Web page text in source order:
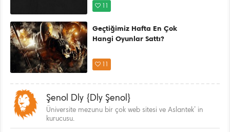
Geçtiğimiz Hafta En Çok
Hangi Oyunlar Sattı?
Şenol Dly {Dly Şenol}
Üniversite mezunu bir çok web sitesi ve Aslantek’ in
kurucusu.